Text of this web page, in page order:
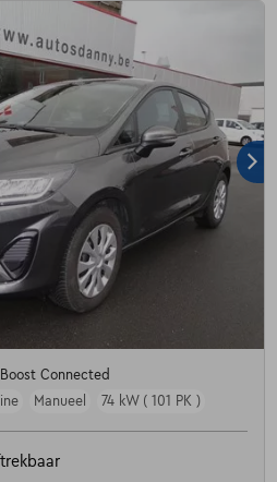
Connected
Manueel 74 kW ( 101 PK )